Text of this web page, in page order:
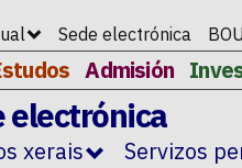
Sede electrónica
Admisión
electrónica
xerais Servizos